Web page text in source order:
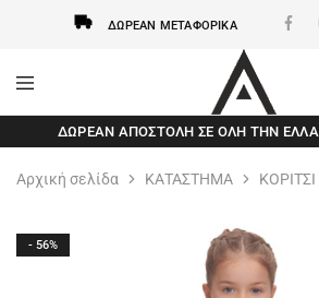
ΔΩΡΕΆΝ ΜΕΤΑΦΟΡΙΚΆ
AxidWear
Παιδικά
,
,
Ανδρικά
ΔΩΡΕΆΝ ΑΠΟΣΤΟΛΗ ΣΕ ΌΛΗ ΤΗΝ
Αρχική σελίδα ΚΑΤΑΣΤΗΜΑ ΚΟΡΙΤΣΙ
- 56%